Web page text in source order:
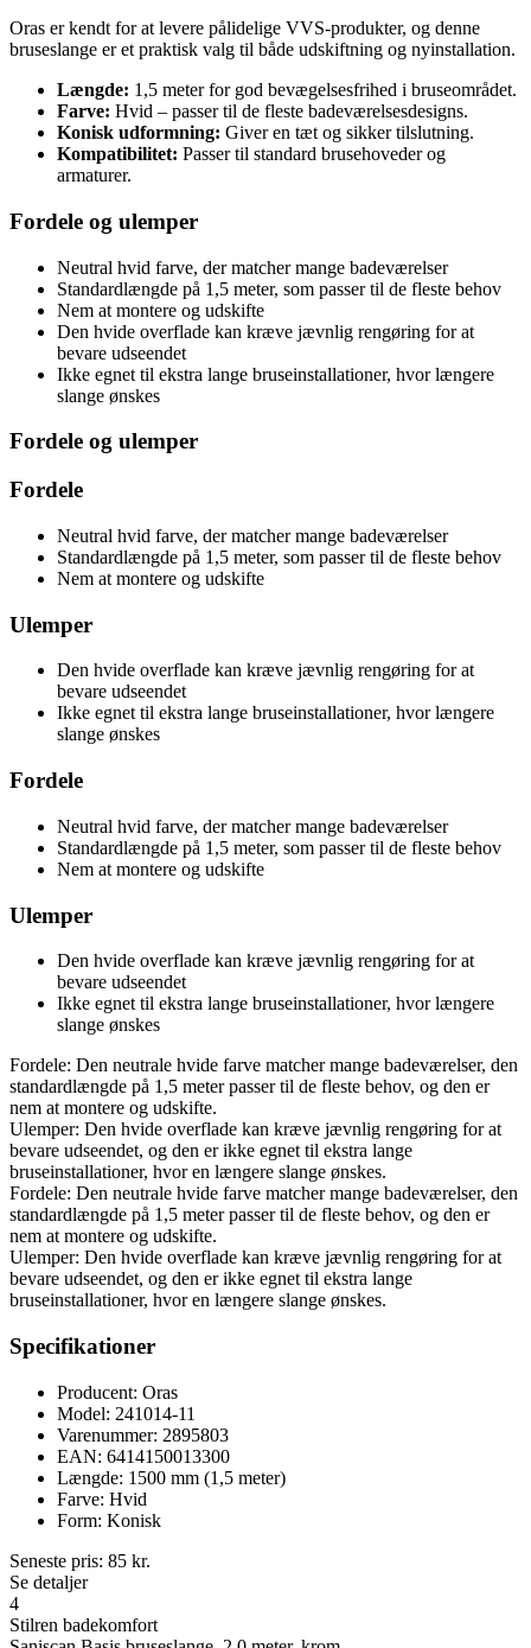
Oras er kendt for at levere pålidelige VVS-produkter, og denne
bruseslange er et praktisk valg til både udskiftning og nyinstallation.
Længde: 1,5 meter for god bevægelsesfrihed i bruseområdet.
Farve: Hvid – passer til de fleste badeværelsesdesigns.
Konisk udformning: Giver en tæt og sikker tilslutning.
Kompatibilitet: Passer til standard brusehoveder og
armaturer.
Fordele og ulemper
Neutral hvid farve, der matcher mange badeværelser
Standardlængde på 1,5 meter, som passer til de fleste behov
Nem at montere og udskifte
Den hvide overflade kan kræve jævnlig rengøring for at
bevare udseendet
Ikke egnet til ekstra lange bruseinstallationer, hvor længere
slange ønskes
Fordele og ulemper
Fordele
Neutral hvid farve, der matcher mange badeværelser
Standardlængde på 1,5 meter, som passer til de fleste behov
Nem at montere og udskifte
Ulemper
Den hvide overflade kan kræve jævnlig rengøring for at
bevare udseendet
Ikke egnet til ekstra lange bruseinstallationer, hvor længere
slange ønskes
Fordele
Neutral hvid farve, der matcher mange badeværelser
Standardlængde på 1,5 meter, som passer til de fleste behov
Nem at montere og udskifte
Ulemper
Den hvide overflade kan kræve jævnlig rengøring for at
bevare udseendet
Ikke egnet til ekstra lange bruseinstallationer, hvor længere
slange ønskes
Fordele: Den neutrale hvide farve matcher mange badeværelser, den
standardlængde på 1,5 meter passer til de fleste behov, og den er
nem at montere og udskifte.
Ulemper: Den hvide overflade kan kræve jævnlig rengøring for at
bevare udseendet, og den er ikke egnet til ekstra lange
bruseinstallationer, hvor en længere slange ønskes.
Fordele: Den neutrale hvide farve matcher mange badeværelser, den
standardlængde på 1,5 meter passer til de fleste behov, og den er
nem at montere og udskifte.
Ulemper: Den hvide overflade kan kræve jævnlig rengøring for at
bevare udseendet, og den er ikke egnet til ekstra lange
bruseinstallationer, hvor en længere slange ønskes.
Specifikationer
Producent: Oras
Model: 241014-11
Varenummer: 2895803
EAN: 6414150013300
Længde: 1500 mm (1,5 meter)
Farve: Hvid
Form: Konisk
Seneste pris: 85 kr.
Se detaljer
4
Stilren badekomfort